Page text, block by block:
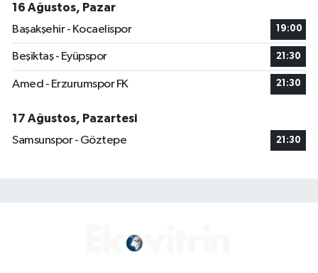
16 Ağustos, Pazar
Başakşehir - Kocaelispor
19:00
Beşiktaş - Eyüpspor 21:30
Amed - Erzurumspor FK 21:30
17 Ağustos, Pazartesi
Samsunspor - Göztepe
21:30